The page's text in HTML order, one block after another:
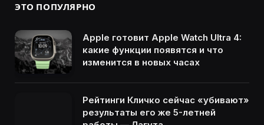
ЭТО ПОПУЛЯРНО
Apple готовит Apple Watch Ultra 4:
какие функции появятся и что
изменится в новых часах
Рейтинги Кличко сейчас «убивают»
результаты его же 5-летней